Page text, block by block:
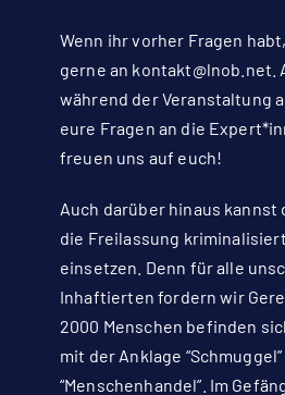
Wenn ihr vorher Fragen
gerne an kontakt@lnob.net
während der Veranstaltung
eure Fragen an die
freuen uns auf euch!
Auch darüber hinaus kannst
die Freilassung
einsetzen. Denn für alle
Inhaftierten fordern wir
2000 Menschen befinden
mit der Anklage
“Menschenhandel”. Im